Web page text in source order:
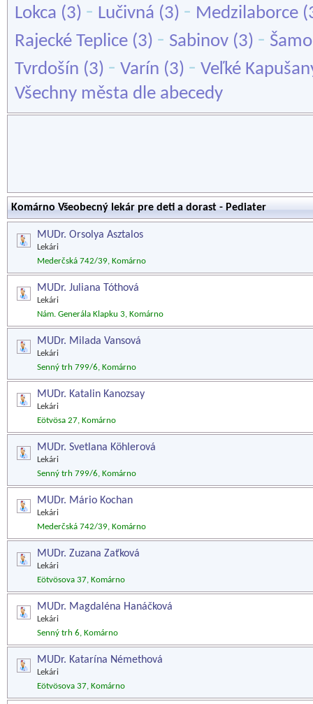
Lokca (3) - Lučivná (3) - Medzilaborce
Rajecké Teplice (3) - Sabinov (3) -
Tvrdošín (3) - Varín (3) - Veľké
Všechny města dle abecedy
Komárno Všeobecný lekár pre deti a dorast - Pediater
MUDr. Orsolya Asztalos
Lekári
Mederčská 742/39, Komárno
MUDr. Juliana Tóthová
Lekári
Nám. Generála Klapku 3, Komárno
MUDr. Milada Vansová
Lekári
Senný trh 799/6, Komárno
MUDr. Katalin Kanozsay
Lekári
Eötvösa 27, Komárno
MUDr. Svetlana Köhlerová
Lekári
Senný trh 799/6, Komárno
MUDr. Mário Kochan
Lekári
Mederčská 742/39, Komárno
MUDr. Zuzana Zaťková
Lekári
Eötvösova 37, Komárno
MUDr. Magdaléna Hanáčková
Lekári
Senný trh 6, Komárno
MUDr. Katarína Némethová
Lekári
Eötvösova 37, Komárno